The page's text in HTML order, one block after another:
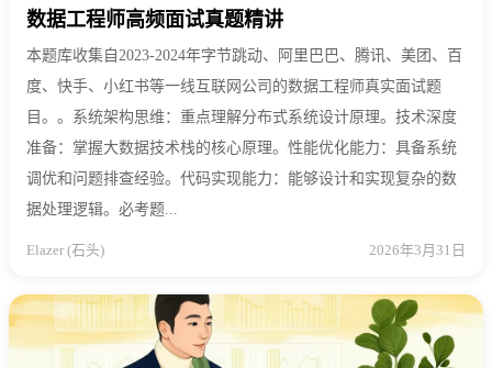
数据工程师高频面试真题精讲
本题库收集自2023-2024年字节跳动、阿里巴巴、腾讯、美团、百
度、快手、小红书等一线互联网公司的数据工程师真实面试题
目。。系统架构思维：重点理解分布式系统设计原理。技术深度
准备：掌握大数据技术栈的核心原理。性能优化能力：具备系统
调优和问题排查经验。代码实现能力：能够设计和实现复杂的数
据处理逻辑。必考题...
Elazer (石头) 2026年3月31日